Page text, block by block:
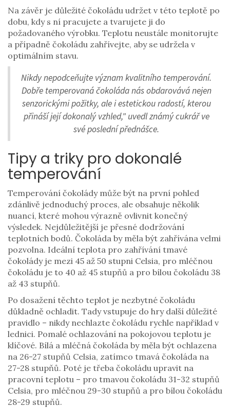
Na závěr je důležité čokoládu udržet v této teplotě po
dobu, kdy s ní pracujete a tvarujete ji do
požadovaného výrobku. Teplotu neustále monitorujte
a případně čokoládu zahřívejte, aby se udržela v
optimálním stavu.
Nikdy nepodceňujte význam kvalitního temperování.
Dobře temperovaná čokoláda nás obdarovává nejen
senzorickými požitky, ale i estetickou radostí, kterou
přináší její dokonalý vzhled," uvedl známý cukrář ve
své poslední přednášce.
Tipy a triky pro dokonalé
temperování
Temperování čokolády může být na první pohled
zdánlivě jednoduchý proces, ale obsahuje několik
nuancí, které mohou výrazně ovlivnit konečný
výsledek. Nejdůležitější je přesné dodržování
teplotních bodů. Čokoláda by měla být zahřívána velmi
pozvolna. Ideální teplota pro zahřívání tmavé
čokolády je mezi 45 až 50 stupni Celsia, pro mléčnou
čokoládu je to 40 až 45 stupňů a pro bílou čokoládu 38
až 43 stupňů.
Po dosažení těchto teplot je nezbytné čokoládu
důkladně ochladit. Tady vstupuje do hry další důležité
pravidlo – nikdy nechlazte čokoládu rychle například v
lednici. Pomalé ochlazování na pokojovou teplotu je
klíčové. Bílá a mléčná čokoláda by měla být ochlazena
na 26-27 stupňů Celsia, zatímco tmavá čokoláda na
27-28 stupňů. Poté je třeba čokoládu upravit na
pracovní teplotu – pro tmavou čokoládu 31-32 stupňů
Celsia, pro mléčnou 29-30 stupňů a pro bílou čokoládu
28-29 stupňů.